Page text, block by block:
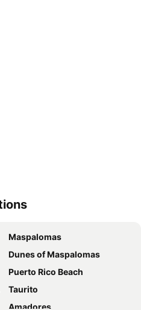
Maspalomas
Dunes of Maspalomas
Puerto Rico Beach
Taurito
Amadores